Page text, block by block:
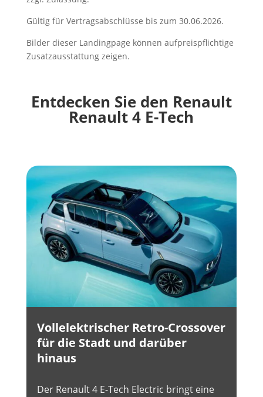
Gültig für Vertragsabschlüsse bis zum 30.06.2026.
Bilder dieser Landingpage können aufpreispflichtige
Zusatzausstattung zeigen.
Entdecken Sie den Renault
Renault 4 E-Tech
Vollelektrischer Retro-Crossover
für die Stadt und darüber
hinaus
Der Renault 4 E-Tech Electric bringt eine